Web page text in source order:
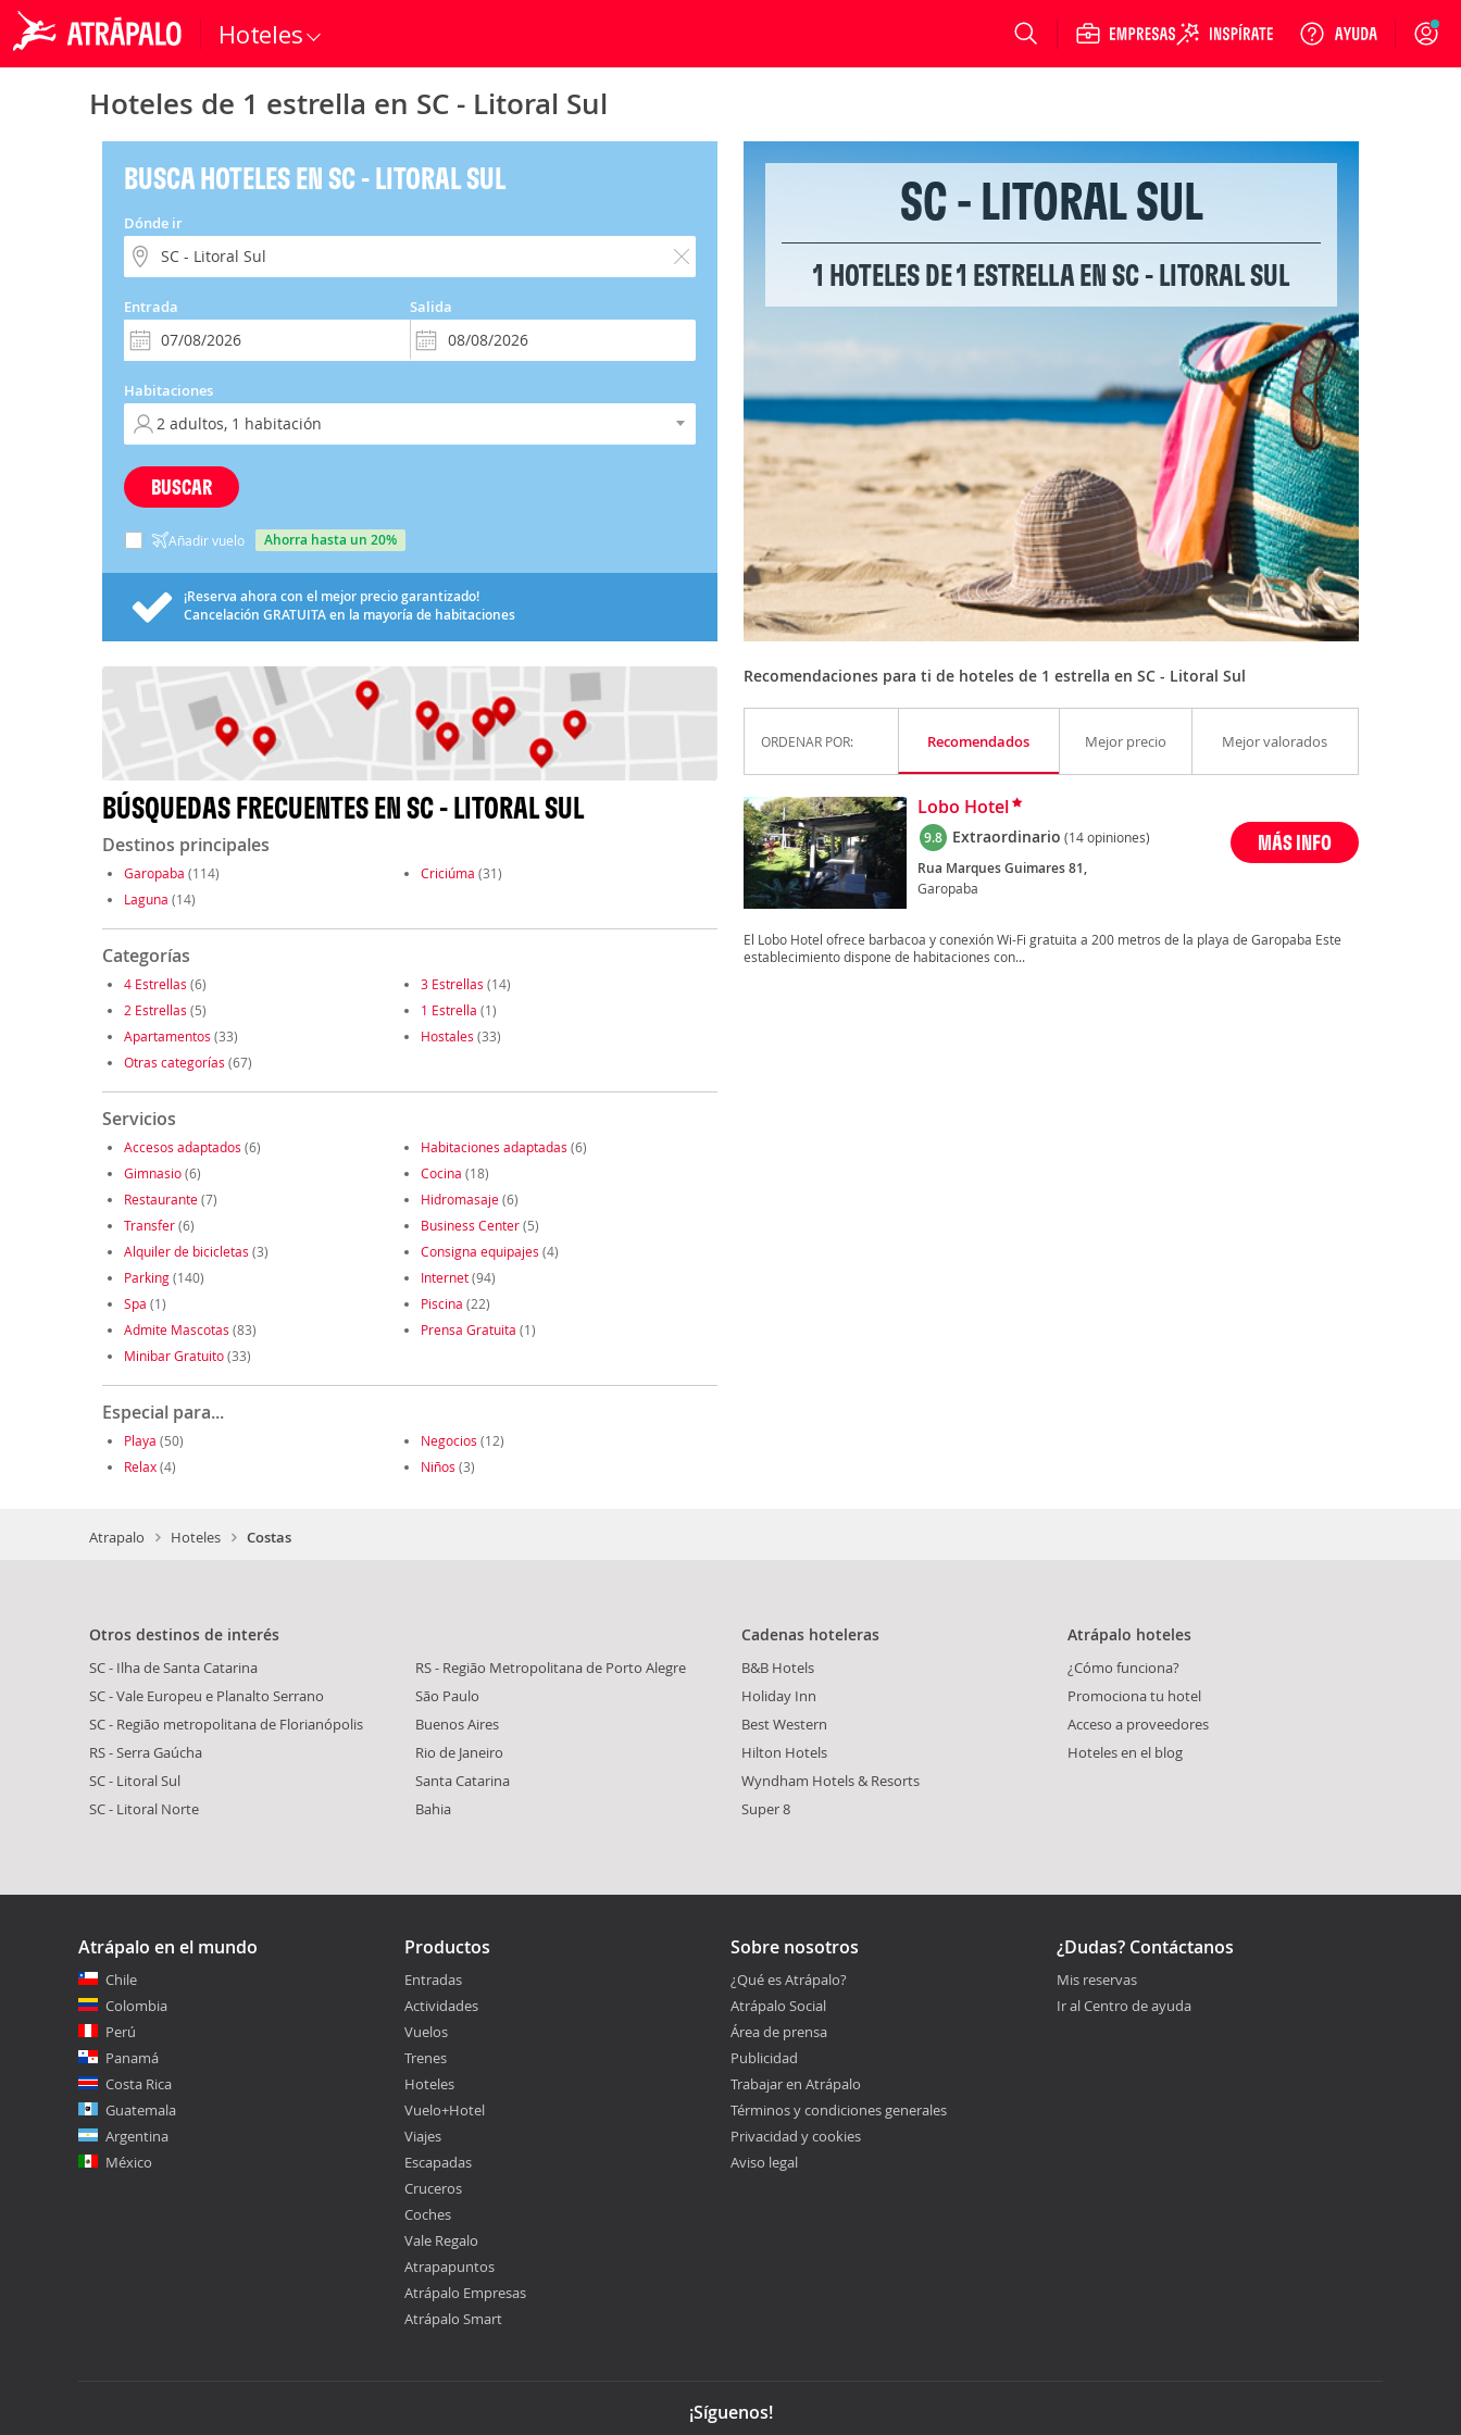
Hoteles Login
Hoteles de 1 estrella en SC - Litoral Sul
BUSCA HOTELES EN SC - LITORAL SUL
Dónde ir
Entrada Salida
Habitaciones
BUSCAR
Añadir vuelo ahorra hasta un 20%
¡Reserva ahora con el mejor precio garantizado!
Cancelación GRATUITAen la mayoría de habitaciones
BÚSQUEDAS FRECUENTES EN SC - LITORAL SUL
Destinos principales
Garopaba (114) Criciúma (31)
Laguna (14)
Categorías
4 Estrellas (6) 3 Estrellas (14)
2 Estrellas (5) 1 Estrella (1)
Apartamentos (33) Hostales (33)
Otras categorías (67)
Servicios
Accesos adaptados (6) Habitaciones adaptadas (6)
Gimnasio(6) Cocina (18)
Restaurante(7) Hidromasaje(6)
Transfer(6) Business Center(5)
Alquiler de bicicletas (3) Consigna equipajes (4)
Parking(140) Internet(94)
Spa (1) Piscina (22)
Admite Mascotas (83) Prensa Gratuita (1)
Minibar Gratuito(33)
Especial para...
Playa (50) Negocios (12)
Relax(4) Niños (3)
SC - LITORAL SUL
1 HOTELES DE 1 ESTRELLA EN SC - LITORAL SUL
Recomendaciones para ti de hoteles de 1 estrella en SC - Litoral Sul
ORDENAR POR: Recomendados Mejor precio Mejor valorados
Lobo Hotel
9.8 Extraordinario (14 opiniones)
Rua Marques Guimares 81,
Garopaba
MÁS INFO
El Lobo Hotel ofrece barbacoa y conexión Wi-Fi gratuita a 200 metros de la playa de Garopaba Este
establecimiento dispone de habitaciones con...
Atrapalo Hoteles Costas
Otros destinos de interés
SC - Ilha de Santa Catarina
SC - Vale Europeu e Planalto Serrano
SC - Região metropolitana de Florianópolis
RS - Serra Gaúcha
SC - Litoral Sul
SC - Litoral Norte
RS - Região Metropolitana de Porto Alegre
São Paulo
Buenos Aires
Rio de Janeiro
Santa Catarina
Bahia
Cadenas hoteleras
B&B Hotels
Holiday Inn
Best Western
Hilton Hotels
Wyndham Hotels & Resorts
Super 8
Atrápalo hoteles
¿Cómo funciona?
Promociona tu hotel
Acceso a proveedores
Hoteles en el blog
Atrápalo en el mundo
Chile
Colombia
Perú
Panamá
Costa Rica
Guatemala
Argentina
México
Productos
Entradas
Actividades
Vuelos
Trenes
Hoteles
Vuelo+Hotel
Viajes
Escapadas
Cruceros
Coches
Vale Regalo
Atrapapuntos
Atrápalo Empresas
Atrápalo Smart
Sobre nosotros
¿Qué es Atrápalo?
Atrápalo Social
Área de prensa
Publicidad
Trabajar en Atrápalo
Términos y condiciones generales
Privacidad y cookies
Aviso legal
¿Dudas? Contáctanos
Mis reservas
Ir al Centro de ayuda
¡Síguenos!